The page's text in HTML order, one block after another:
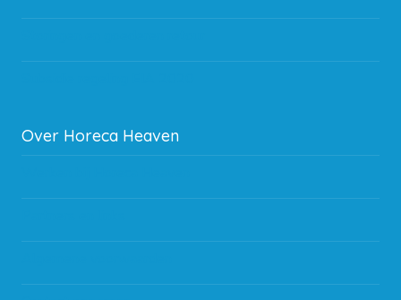
Over Horeca Heaven